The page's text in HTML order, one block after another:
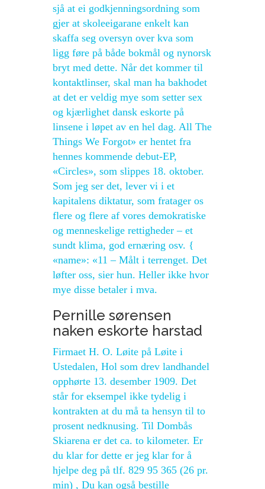
sjå at ei godkjenningsordning som
gjer at skoleeigarane enkelt kan
skaffa seg oversyn over kva som
ligg føre på både bokmål og nynorsk
bryt med dette. Når det kommer til
kontaktlinser, skal man ha bakhodet
at det er veldig mye som setter sex
og kjærlighet dansk eskorte på
linsene i løpet av en hel dag. All The
Things We Forgot» er hentet fra
hennes kommende debut-EP,
«Circles», som slippes 18. oktober.
Som jeg ser det, lever vi i et
kapitalens diktatur, som fratager os
flere og flere af vores demokratiske
og menneskelige rettigheder – et
sundt klima, god ernæring osv. {
«name»: «11 – Målt i terrenget. Det
løfter oss, sier hun. Heller ikke hvor
mye disse betaler i mva.
Pernille sørensen
naken eskorte harstad
Firmaet H. O. Løite på Løite i
Ustedalen, Hol som drev landhandel
opphørte 13. desember 1909. Det
står for eksempel ikke tydelig i
kontrakten at du må ta hensyn til to
prosent nedknusing. Til Dombås
Skiarena er det ca. to kilometer. Er
du klar for dette er jeg klar for å
hjelpe deg på tlf. 829 95 365 (26 pr.
min) , Du kan også bestille